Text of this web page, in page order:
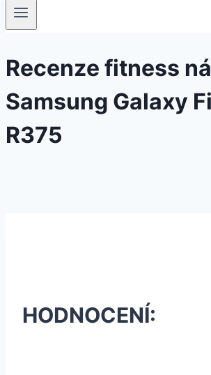
Recenze fitness
Samsung Galaxy
R375
HODNOCENÍ: